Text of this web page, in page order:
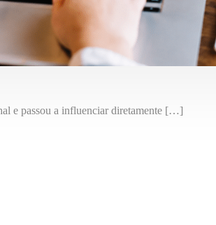
e passou a influenciar diretamente […]